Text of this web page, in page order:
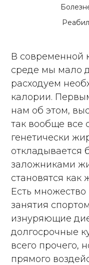
В современной
среде мы мало
расходуем
калории.
нам об этом,
так вообще все
генетически
откладывается
заложниками
становятся
Есть
занятия
изнуряющие
долгосрочные
всего прочего,
прямого